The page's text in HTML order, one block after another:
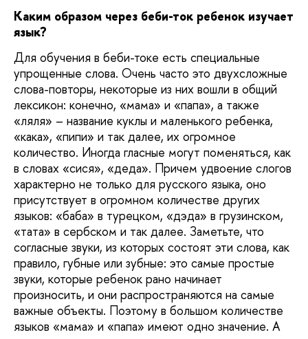
Каким образом через беби-ток ребенок изучает
язык?
Для обучения в беби-токе есть специальные
упрощенные слова. Очень часто это двухсложные
слова-повторы, некоторые из них вошли в общий
лексикон: конечно, «мама» и «папа», а также
«ляля» – название куклы и маленького ребенка,
«кака», «пипи» и так далее, их огромное
количество. Иногда гласные могут поменяться, как
в словах «сися», «деда». Причем удвоение слогов
характерно не только для русского языка, оно
присутствует в огромном количестве других
языков: «баба» в турецком, «дэда» в грузинском,
«тата» в сербском и так далее. Заметьте, что
согласные звуки, из которых состоят эти слова, как
правило, губные или зубные: это самые простые
звуки, которые ребенок рано начинает
произносить, и они распространяются на самые
важные объекты. Поэтому в большом количестве
языков «мама» и «папа» имеют одно значение. А